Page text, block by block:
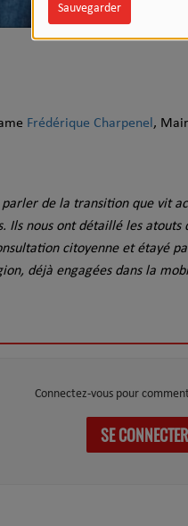
Sauvegarder
Frédérique Charpenel ,
parler de la transition que vit
Ils nous ont détaillé les
citoyenne et étayé
déjà engagées dans la
Connectez-vous pour
SE CONNECTER